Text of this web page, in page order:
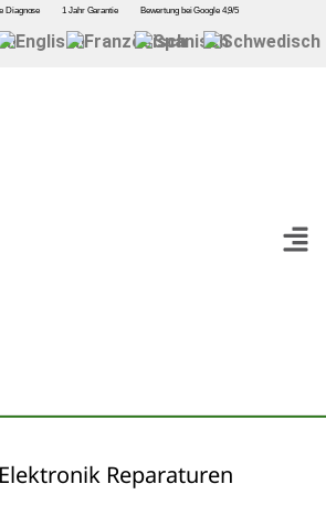
Diagnose 1 Jahr Garantie Bewertung bei Google 4,9/5
Reparaturen